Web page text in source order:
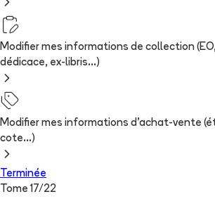
Modifier mes informations de collection
dédicace, ex-libris...)
Modifier mes informations d'achat-vente
cote...)
Terminée
Tome 17/22